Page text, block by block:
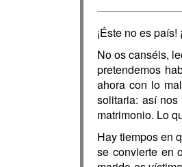
¡Éste no es
No os canséis,
pretendemos
ahora con lo
solitaria: así
matrimonio. Lo
Hay tiempos en
se convierte en